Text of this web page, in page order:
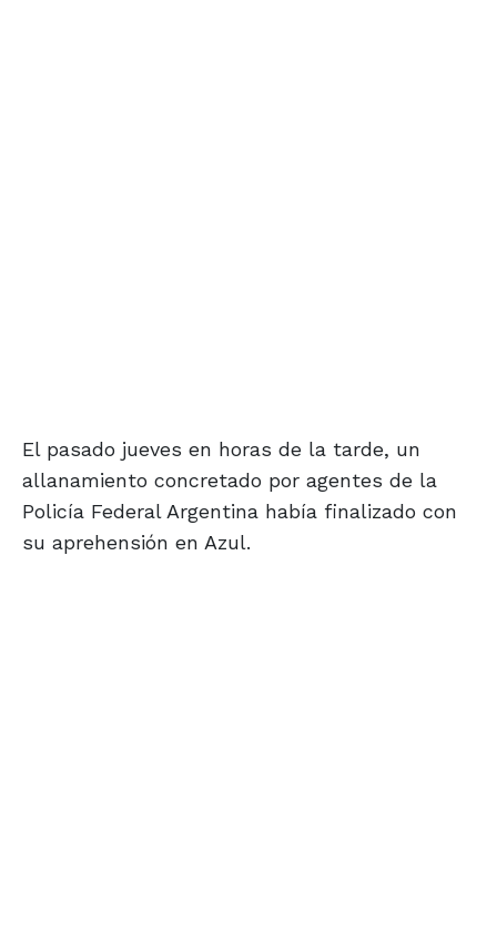
El pasado jueves en horas de la tarde, un
allanamiento concretado por agentes de la
Policía Federal Argentina había finalizado con
su aprehensión en Azul.